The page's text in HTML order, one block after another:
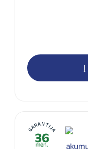
GARANTIJA
36
mėn.